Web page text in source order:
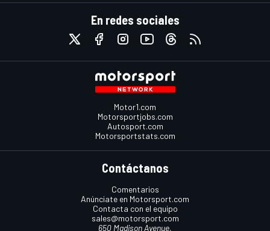
En redes sociales
Motor1.com
Motorsportjobs.com
Autosport.com
Motorsportstats.com
Contáctanos
Comentarios
Anúnciate en Motorsport.com
Contacta con el equipo
sales@motorsport.com
650 Madison Avenue,